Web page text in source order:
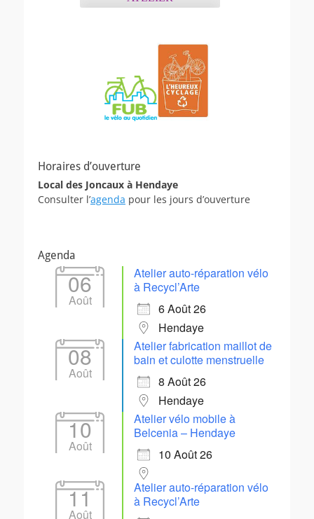
Horaires d’ouverture
Local des Joncaux à Hendaye
Consulter l’agenda pour les jours d’ouverture
Agenda
06
Août
Atelier auto-réparation vélo
à Recycl’Arte
6 Août 26
Hendaye
08
Août
Atelier fabrication maillot de
bain et culotte menstruelle
8 Août 26
Hendaye
10
Août
Atelier vélo mobile à
Belcenia – Hendaye
10 Août 26
11
Août
Atelier auto-réparation vélo
à Recycl’Arte